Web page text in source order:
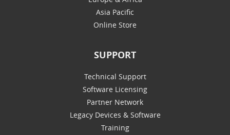
Asia Pacific
Online Store
SUPPORT
Technical Support
Software Licensing
Partner Network
Legacy Devices & Software
Training